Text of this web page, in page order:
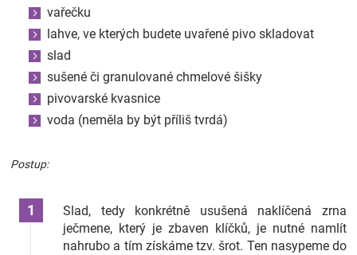
vařečku
lahve, ve kterých budete uvařené pivo skladovat
slad
sušené či granulované chmelové šišky
pivovarské kvasnice
voda (neměla by být příliš tvrdá)
Postup:
Slad, tedy konkrétně usušená naklíčená zrna
ječmene, který je zbaven klíčků, je nutné namlít
nahrubo a tím získáme tzv. šrot. Ten nasypeme do